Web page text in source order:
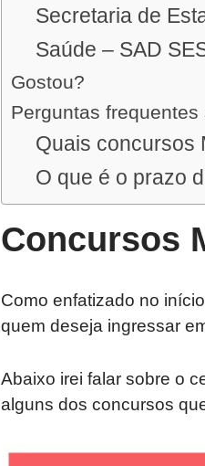
Secretaria de
Saúde – SAD
Gostou?
Perguntas
Quais concursos
O que é o prazo
Concursos
Como enfatizado no
quem deseja ingressar
Abaixo irei falar sobre o
alguns dos concursos